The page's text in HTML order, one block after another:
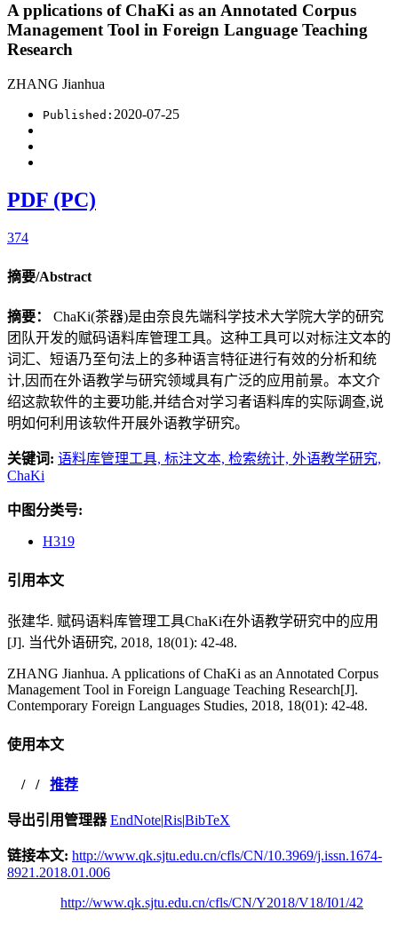
A pplications of ChaKi as an Annotated Corpus
Management Tool in Foreign Language Teaching
Research
ZHANG Jianhua
Published: 2020-07-25
PDF (PC)
374
摘要/Abstract
摘要： ChaKi(茶器)是由奈良先端科学技术大学院大学的研究
团队开发的赋码语料库管理工具。这种工具可以对标注文本的
词汇、短语乃至句法上的多种语言特征进行有效的分析和统
计,因而在外语教学与研究领域具有广泛的应用前景。本文介
绍这款软件的主要功能,并结合对学习者语料库的实际调查,说
明如何利用该软件开展外语教学研究。
关键词: 语料库管理工具, 标注文本, 检索统计, 外语教学研究,
ChaKi
中图分类号:
H319
引用本文
张建华. 赋码语料库管理工具ChaKi在外语教学研究中的应用
[J]. 当代外语研究, 2018, 18(01): 42-48.
ZHANG Jianhua. A pplications of ChaKi as an Annotated Corpus
Management Tool in Foreign Language Teaching Research[J].
Contemporary Foreign Languages Studies, 2018, 18(01): 42-48.
使用本文
/ / 推荐
导出引用管理器 EndNote|Ris|BibTeX
链接本文: http://www.qk.sjtu.edu.cn/cfls/CN/10.3969/j.issn.1674-
8921.2018.01.006
http://www.qk.sjtu.edu.cn/cfls/CN/Y2018/V18/I01/42